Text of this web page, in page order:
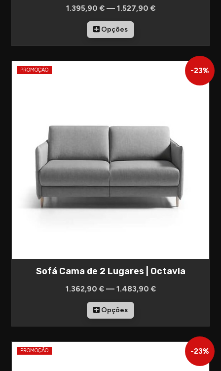
1.395,90 € — 1.527,90 €
Opções
-23%
PROMOÇÃO
Sofá Cama de 2 Lugares | Octavia
1.362,90 € — 1.483,90 €
Opções
-23%
PROMOÇÃO